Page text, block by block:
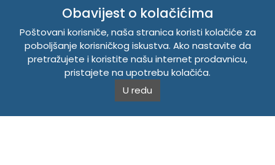
Akcije
INFORMACIJE
Politika o kolačićima
Uslovi korištenja
Politika privatnosti
Obavijest o kolačićima
Poštovani korisniče, naša stranica koristi kolačiće za
poboljšanje korisničkog iskustva. Ako nastavite da
pretražujete i koristite našu internet prodavnicu,
pristajete na upotrebu kolačića.
U redu